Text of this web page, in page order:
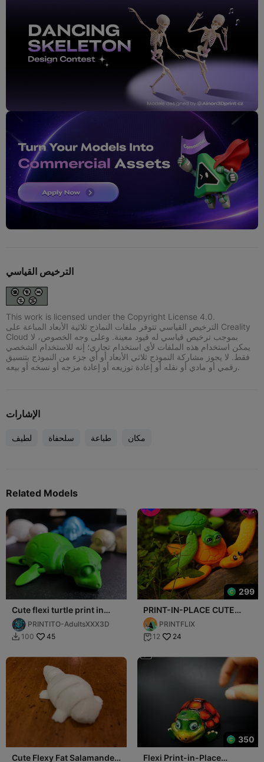
الترخيص القياسي
This work is licensed under the Copyright License 4.0.
الترخيص القياسي تتوفر ملفات النماذج ثلاثية الأبعاد المباعة على Creality
Cloud بموجب ترخيص قياسي له قيود معينة. وعلى وجه الخصوص، لا
يمكن استخدام هذه الملفات لأي استخدام تجاري؛ إنه للاستخدام الشخصي
فقط. لا يجوز مشاركة النموذج ثلاثي الأبعاد أو أي جزء من النموذج بتنسيق
رقمي أو مادي أو نقله أو إعادة توزيعه أو إعادة مزجه أو نسخه أو بيعه.
الإشارات
لطيف سلحفاة طباعة مكان
Related Models
Cute flexi turtle print in
placePRINTITO-AdultsXXX3D
 100 45
299
PRINT-IN-PLACE CUTE
FLEXI TURTLE
PRINTFLIX
 12 24
Cute Flexy Fat Salamander
350
Flexi Print-in-Place